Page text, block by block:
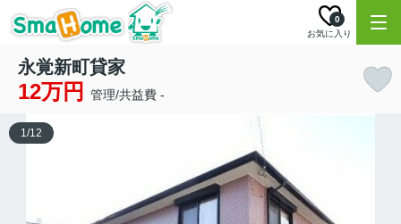
お気に入り
0
永覚新町貸家
12万円 管理/共益費 -
1/12